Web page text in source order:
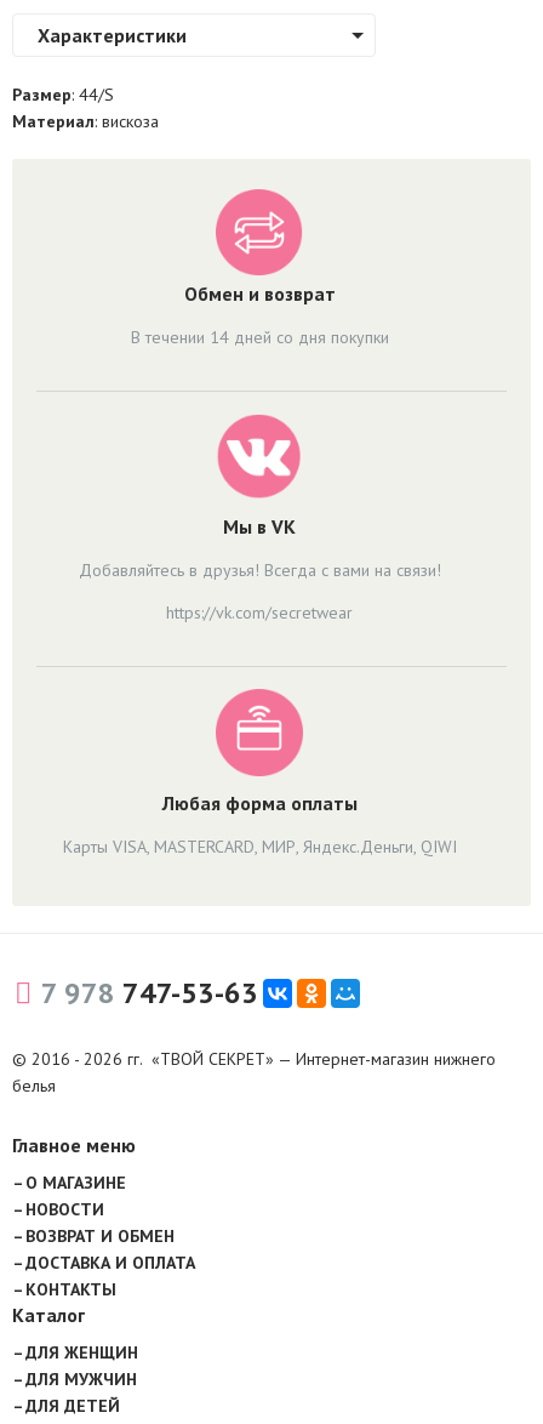
Обмен и возврат
В течении 14 дней со дня покупки
Мы в VK
Добавляйтесь в друзья! Всегда с вами на связи!
https://vk.com/secretwear
Любая форма оплаты
Карты VISA, MASTERCARD, МИР, Яндекс.Деньги, QIWI
Характеристики
Размер: 44/S
Материал: вискоза
7 978 747-53-63
© 2016 - 2026 гг. «ТВОЙ СЕКРЕТ» — Интернет-магазин нижнего
белья
Главное меню
О МАГАЗИНЕ
НОВОСТИ
ВОЗВРАТ И ОБМЕН
ДОСТАВКА И ОПЛАТА
КОНТАКТЫ
Каталог
ДЛЯ ЖЕНЩИН
ДЛЯ МУЖЧИН
ДЛЯ ДЕТЕЙ